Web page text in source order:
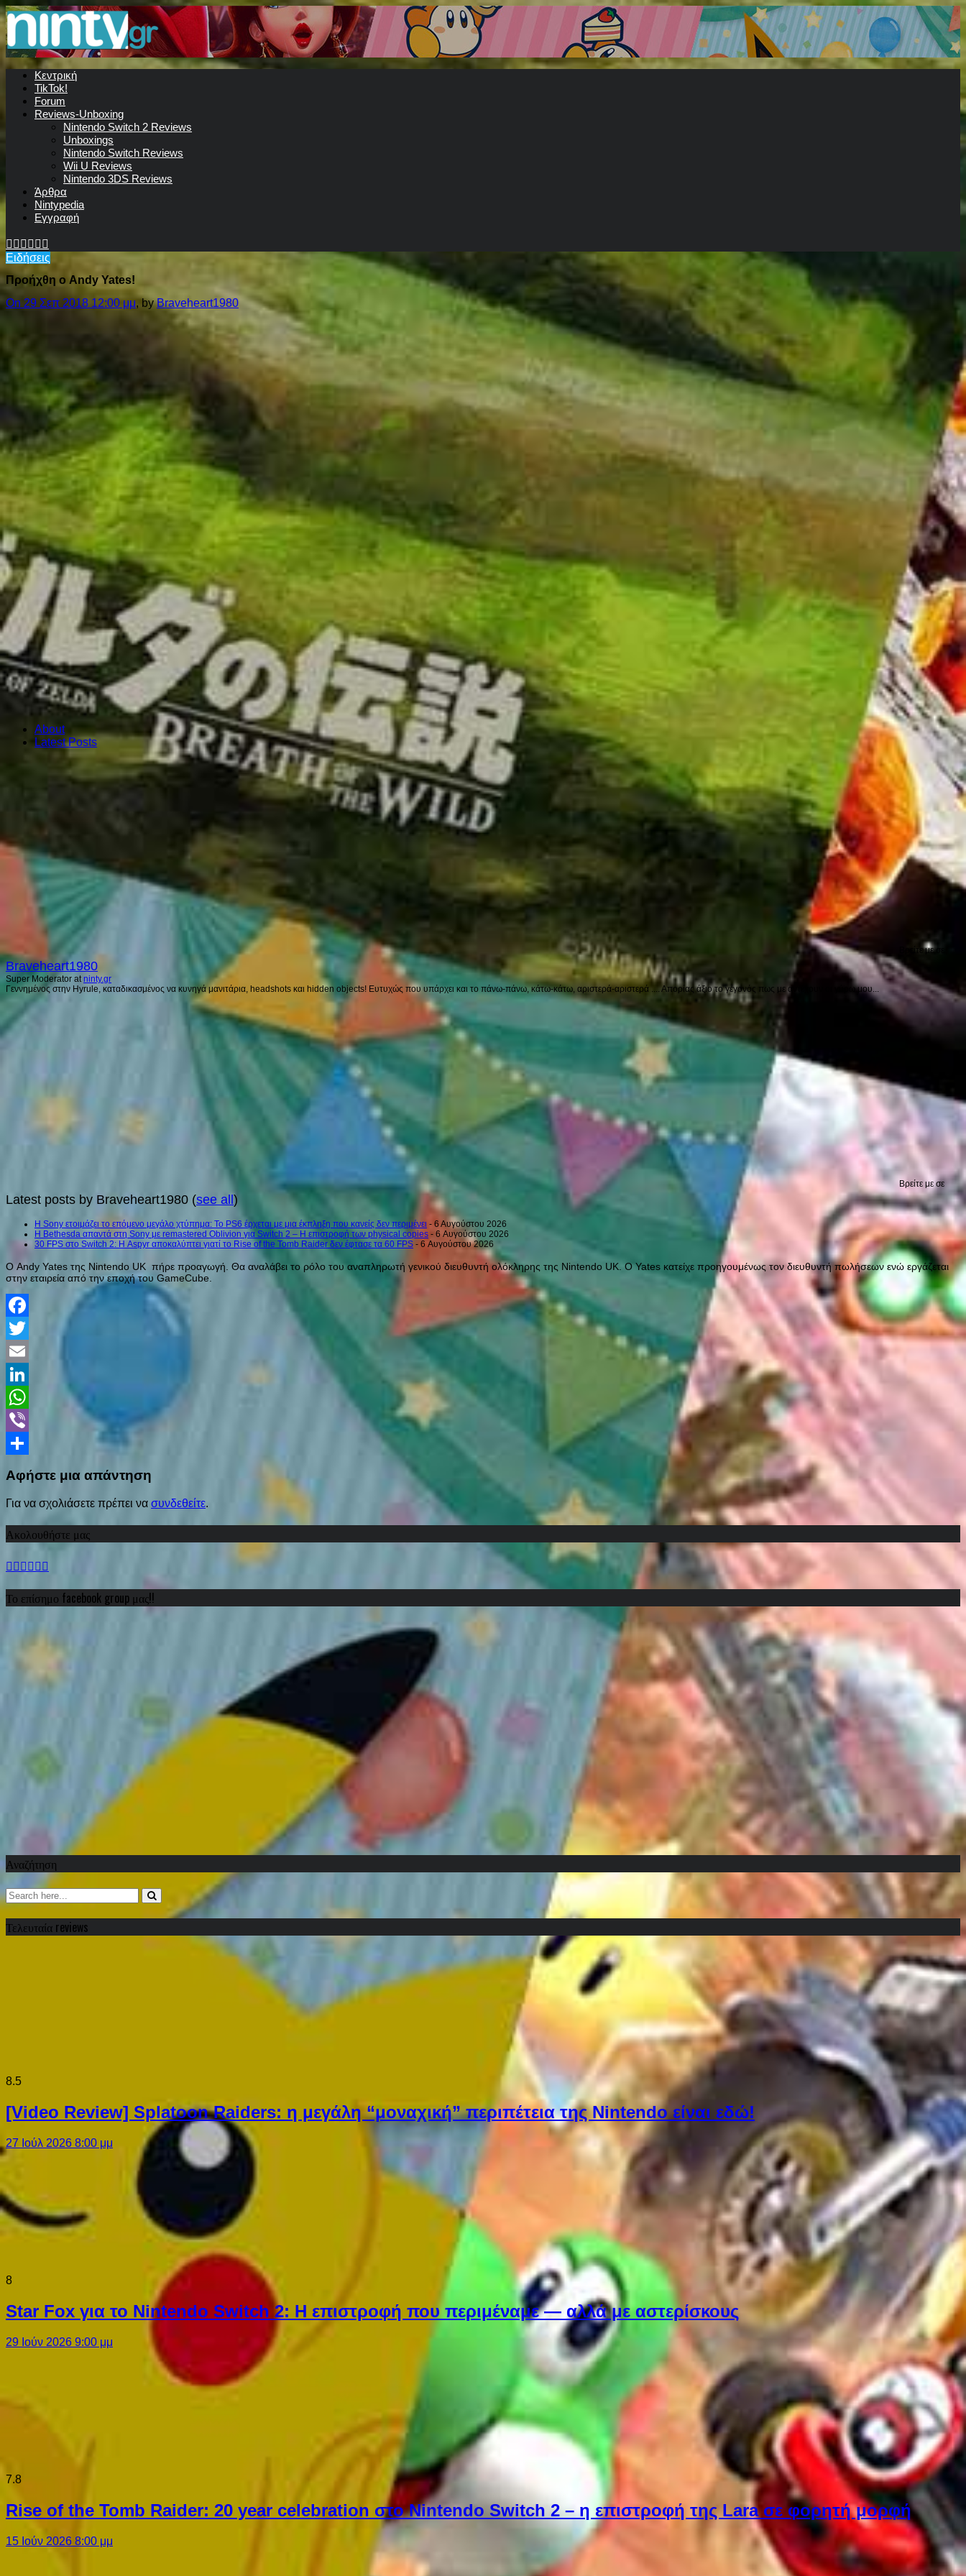
Κεντρική
TikTok!
Forum
Reviews-Unboxing
Nintendo Switch 2 Reviews
Unboxings
Nintendo Switch Reviews
Wii U Reviews
Nintendo 3DS Reviews
Άρθρα
Nintypedia
Εγγραφή
Ειδήσεις
Προήχθη ο Andy Yates!
On 29 Σεπ 2018 12:00 μμ, byBraveheart1980
About
Latest Posts
Βρείτε με σε
Braveheart1980
Super Moderator at ninty.gr
Γεννημένος στην Hyrule, καταδικασμένος να κυνηγά μανιτάρια, headshots και hidden objects! Ευτυχώς που υπάρχει και το πάνω-πάνω, κάτω-κάτω, αριστερά-αριστερά .... Απορίας άξιο το γεγονός πως με αντέχουν οι γύρω μου...
Βρείτε με σε
Latest posts by Braveheart1980 (see all)
Η Sony ετοιμάζει το επόμενο μεγάλο χτύπημα: Το PS6 έρχεται με μια έκπληξη που κανείς δεν περιμένει - 6 Αυγούστου 2026
Η Bethesda απαντά στη Sony με remastered Oblivion για Switch 2 – Η επιστροφή των physical copies - 6 Αυγούστου 2026
30 FPS στο Switch 2: Η Aspyr αποκαλύπτει γιατί το Rise of the Tomb Raider δεν έφτασε τα 60 FPS - 6 Αυγούστου 2026
Ο Andy Yates της Nintendo UK πήρε προαγωγή. Θα αναλάβει το ρόλο του αναπληρωτή γενικού διευθυντή ολόκληρης της Nintendo UK. Ο Yates κατείχε προηγουμένως τον διευθυντή πωλήσεων ενώ εργάζεται
στην εταιρεία από την εποχή του GameCube.
Facebook
Twitter
Email
LinkedIn
WhatsApp
Viber
Αφήστε μια απάντηση
Για να σχολιάσετε πρέπει να συνδεθείτε.
Ακολουθήστε μας
Το επίσημο facebook group μας!!
Αναζήτηση
Τελευταία reviews
8.5
[Video Review] Splatoon Raiders: η μεγάλη “μοναχική” περιπέτεια της Nintendo είναι εδώ!
27 Ιούλ 2026 8:00 μμ
8
Star Fox για το Nintendo Switch 2: Η επιστροφή που περιμέναμε — αλλά με αστερίσκους
29 Ιούν 2026 9:00 μμ
7.8
Rise of the Tomb Raider: 20 year celebration στο Nintendo Switch 2 – η επιστροφή της Lara σε φορητή μορφή
15 Ιούν 2026 8:00 μμ